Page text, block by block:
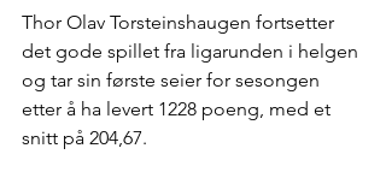
Thor Olav Torsteinshaugen fortsetter
det gode spillet fra ligarunden i helgen
og tar sin første seier for sesongen
etter å ha levert 1228 poeng, med et
snitt på 204,67.